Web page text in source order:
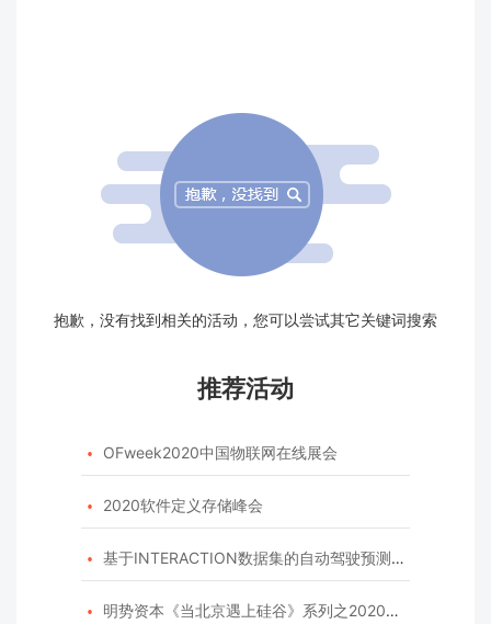
抱歉，没有找到相关的活动，您可以尝试其它关键词搜索
推荐活动
 OFweek2020中国物联网在线展会
 2020软件定义存储峰会
 基于INTERACTION数据集的自动驾驶预测模型挑战赛
 明势资本《当北京遇上硅谷》系列之2020年度开源峰会